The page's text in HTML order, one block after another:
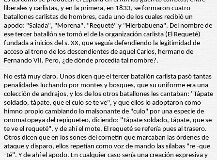
liberales y carlistas, y en la primera, en 1833, se formaron cuatro
batallones carlistas de hombres, cada uno de los cuales recibió un
apodo: "Salada", "Morena", "Requeté" y "Hierbabuena". Del nombre de
ese tercer batallón se tomó el de la organización carlista (El Requeté)
fundada a inicios del s. XX, que seguía defendiendo la legitimidad de
acceso al trono de los descendientes de aquel Carlos, hermano de
Fernando VII. Pero, ¿de dónde procedía tal nombre?.
No está muy claro. Unos dicen que el tercer batallón carlista pasó tantas
penalidades luchando por montes y bosques, que su uniforme era una
colección de andrajos, y los de los otros batallones les cantaban: "Tápate
soldado, tápate, que el culo se te ve", y que ellos lo adoptaron como
himno propio cambiando lo malsonante de "culo" por una especie de
onomatopeya del repiqueteo, diciendo: "Tápate soldado, tápate, que se
te ve el requeté", y de ahí el mote. El requeté se refería pues al trasero.
Otros dicen que en los sones del cornetín que marcaban las órdenes de
ataque y disparo, ellos repetían como voz de mando las sílabas "re -que
-té". Y de ahí el apodo. En cualquier caso sería una creación expresiva y